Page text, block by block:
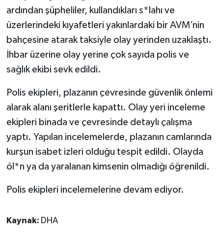
ardından şüpheliler, kullandıkları s*lahı ve
üzerlerindeki kıyafetleri yakınlardaki bir AVM’nin
bahçesine atarak taksiyle olay yerinden uzaklaştı.
İhbar üzerine olay yerine çok sayıda polis ve
sağlık ekibi sevk edildi.
Polis ekipleri, plazanın çevresinde güvenlik önlemi
alarak alanı şeritlerle kapattı. Olay yeri inceleme
ekipleri binada ve çevresinde detaylı çalışma
yaptı. Yapılan incelemelerde, plazanın camlarında
kurşun isabet izleri olduğu tespit edildi. Olayda
öl*n ya da yaralanan kimsenin olmadığı öğrenildi.
Polis ekipleri incelemelerine devam ediyor.
Kaynak: DHA